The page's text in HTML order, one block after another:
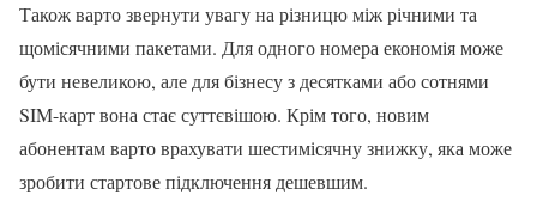
Також варто звернути увагу на різницю між річними та
щомісячними пакетами. Для одного номера економія може
бути невеликою, але для бізнесу з десятками або сотнями
SIM-карт вона стає суттєвішою. Крім того, новим
абонентам варто врахувати шестимісячну знижку, яка може
зробити стартове підключення дешевшим.